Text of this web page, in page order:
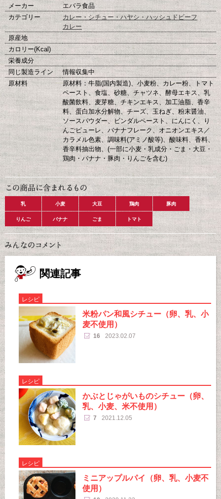
メーカー
エバラ食品
カテゴリー
カレー・シチュー・ハヤシ・ハッシュドビーフ
カレー
原産地
カロリー(Kcal)
栄養成分
同じ製造ライン
情報収集中
原材料
原材料：牛脂(国内製造)、小麦粉、カレー粉、トマト
ペースト、食塩、砂糖、チャツネ、酵母エキス、乳
酸菌飲料、麦芽糖、チキンエキス、加工油脂、香辛
料、蛋白加水分解物、チーズ、玉ねぎ、粉末醤油、
ソースパウダー、ビンダルペースト、にんにく、り
んごピューレ、バナナフレーク、オニオンエキス／
カラメル色素、調味料(アミノ酸等)、酸味料、香料、
香辛料抽出物、(一部に小麦・乳成分・ごま・大豆・
鶏肉・バナナ・豚肉・りんごを含む)
乳 小麦 大豆 鶏肉 豚肉
りんご バナナ ごま トマト
関連記事
レシピ
米粉パン和風シチュー（卵、乳、小
麦不使用）
16 2023.02.07
レシピ
かぶとじゃがいものシチュー（卵、
乳、小麦、米不使用）
7 2021.12.05
レシピ
ミニアップルパイ（卵、乳、小麦不
使用）